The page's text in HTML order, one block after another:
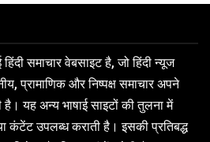
समाचार वेबसाइट है, जो हिंदी न्यूज
प्रामाणिक और निष्पक्ष समाचार अपने
है। यह अन्य भाषाई साइटों की तुलना में
कंटेंट उपलब्ध कराती है। इसकी प्रतिबद्ध